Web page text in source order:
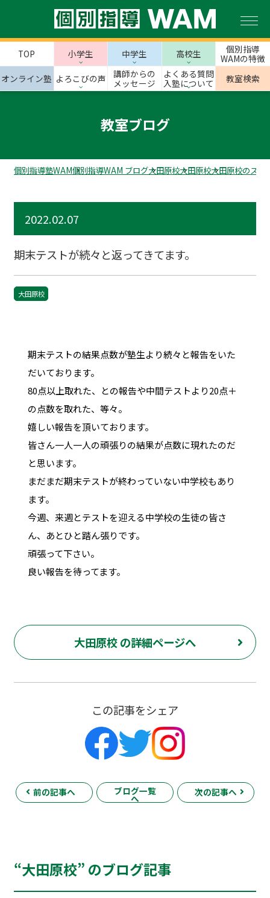
TOP 小学生 中学生 高校生
個別指導
WAMの特徴
オンライン塾 よろこびの声
講師からの
メッセージ
よくある質問
入塾について
教室検索
教室ブログ
個別指導塾WAM個別指導WAM ブログ大田原校大田原校大田原校のスタ
2022.02.07
期末テストが続々と返ってきてます。
大田原校
期末テストの結果点数が塾生より続々と報告をいた
だいております。
80点以上取れた、との報告や中間テストより20点＋
の点数を取れた、等々。
嬉しい報告を頂いております。
皆さん一人一人の頑張りの結果が点数に現れたのだ
と思います。
まだまだ期末テストが終わっていない中学校もあり
ます。
今週、来週とテストを迎える中学校の生徒の皆さ
ん、あとひと踏ん張りです。
頑張って下さい。
良い報告を待ってます。
大田原校 の詳細ページへ
この記事をシェア
前の記事へ ブログ一覧
へ
次の記事へ
“大田原校” のブログ記事